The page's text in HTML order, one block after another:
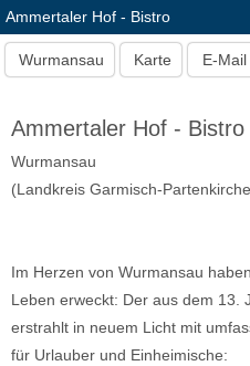
Ammertaler Hof - Bistro
Wurmansau Karte E-Mail
Ammertaler Hof - Bistro
Wurmansau
(Landkreis Garmisch-
Im Herzen von Wurmansau
Leben erweckt: Der aus dem 13.
erstrahlt in neuem Licht mit
für Urlauber und Einheimische: